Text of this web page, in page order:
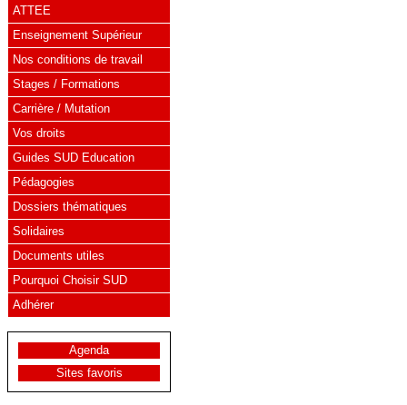
ATTEE
Enseignement Supérieur
Nos conditions de travail
Stages / Formations
Carrière / Mutation
Vos droits
Guides SUD Education
Pédagogies
Dossiers thématiques
Solidaires
Documents utiles
Pourquoi Choisir SUD
Adhérer
Agenda
Sites favoris